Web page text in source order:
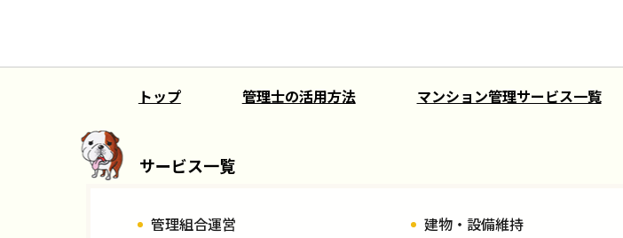
トップ 管理士の活用方法 マンション管理サービス一覧
サービス一覧
管理組合運営 建物・設備維持